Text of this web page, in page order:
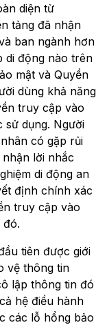
diện từ
tảng đã nhận
ban ngành hơn
di động nào trên
mật và Quyền
dùng khả năng
truy cập vào
sử dụng. Người
có gặp rủi
lời nhắc
di động an
định chính xác
truy cập vào
đó.
tiên được giới
vệ thông tin
lập thông tin đó
hệ điều hành
các lỗ hổng bảo